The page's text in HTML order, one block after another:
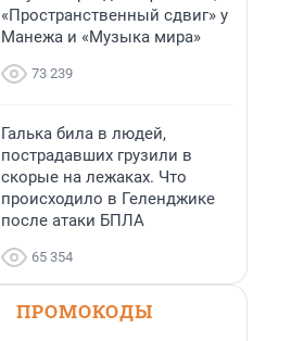
«Пространственный сдвиг» у
Манежа и «Музыка мира»
73 239
Галька била в людей,
пострадавших грузили в
скорые на лежаках. Что
происходило в Геленджике
после атаки БПЛА
65 354
ПРОМОКОДЫ